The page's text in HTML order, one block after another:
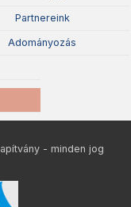
Partnereink
Adományozás
- minden jog